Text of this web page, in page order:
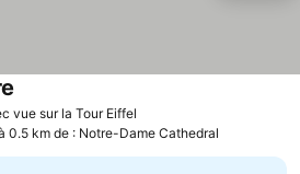
vue sur la Tour Eiffel
0.5 km de : Notre-Dame Cathedral